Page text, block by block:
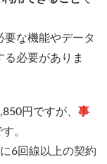
要な機能やデータ
必要がありま
円ですが、 事
。
6回線以上の契約